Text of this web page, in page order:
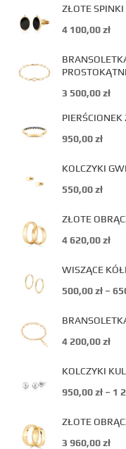
ZŁOTE
4 100,00zł
3 500,00zł
950,00zł
KOLCZYKI
550,00zł
ZŁOTE
4 620,00zł
WISZĄCE
500,00zł –
4 200,00zł
KOLCZYKI
950,00zł – 1
ZŁOTE
3 960,00zł